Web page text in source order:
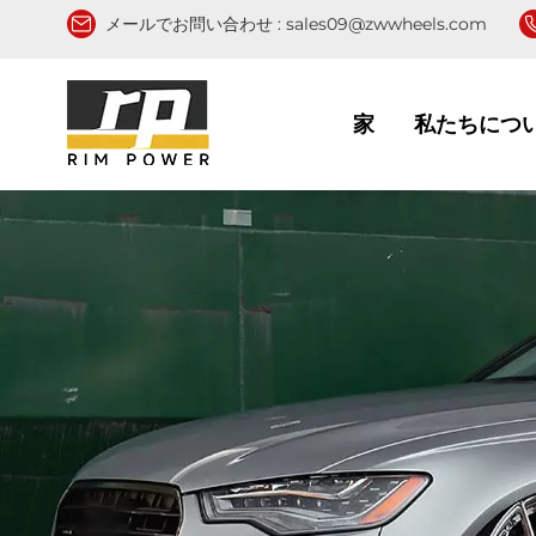
メールでお問い合わせ : sales09@zwwheels.com
家 私たちにつ